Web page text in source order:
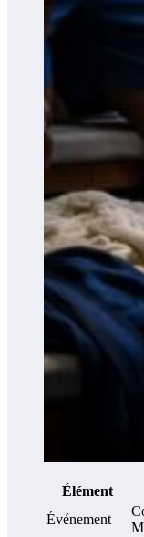
Élément
Événement